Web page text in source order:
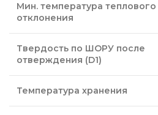
Мин. температура теплового
отклонения
Твердость по ШОРУ после
отверждения (D1)
Температура хранения